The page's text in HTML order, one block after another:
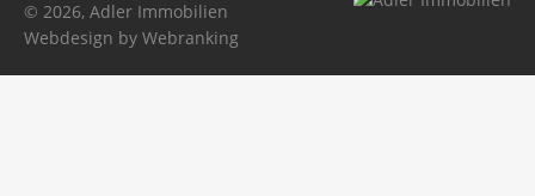
© 2026, Adler Immobilien
Webdesign by Webranking